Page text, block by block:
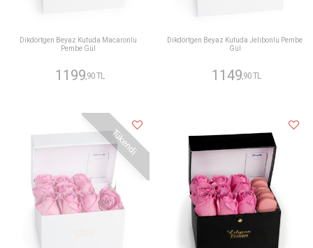
Dikdörtgen Beyaz Kutuda Macaronlu
Pembe Gül
1199,90 TL
Dikdörtgen Beyaz Kutuda Jelibonlu Pembe
Gül
1149,90 TL
Tükendi